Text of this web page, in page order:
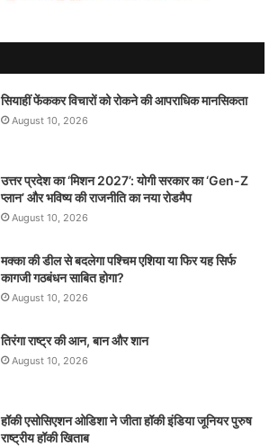
सियाहीं फेंककर विचारों को रोकने की आपराधिक मानसिकता
August 10, 2026
उत्तर प्रदेश का ‘मिशन 2027’: योगी सरकार का ‘Gen-Z
प्लान’ और भविष्य की राजनीति का नया रोडमैप
August 10, 2026
मक्का की डील से बदलेगा पश्चिम एशिया या फिर यह सिर्फ
कागजी गठबंधन साबित होगा?
August 10, 2026
तिरंगा राष्ट्र की आन, बान और शान
August 10, 2026
हॉकी एसोसिएशन ओडिशा ने जीता हॉकी इंडिया जूनियर पुरुष
राष्ट्रीय हॉकी खिताब